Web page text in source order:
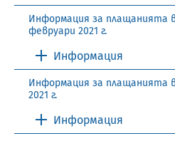
Информация за плащанията
февруари 2021 г.
Информация
Информация за плащанията
2021 г.
Информация